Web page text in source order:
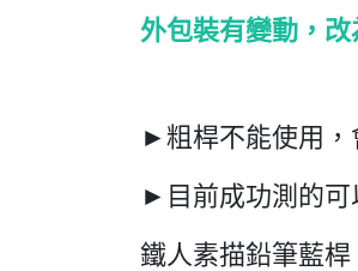
外包裝有變動，
►粗桿不能使用，
►目前成功測的可
鐵人素描鉛筆藍桿